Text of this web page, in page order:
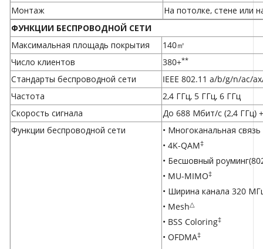
Монтаж
На потолке, стене или
ФУНКЦИИ БЕСПРОВОДНОЙ СЕТИ
Максимальная площадь покрытия
140㎡
Число клиентов
380+**
Стандарты беспроводной сети
IEEE 802.11 a/b/g/n/ac/
Частота
2,4 ГГц, 5 ГГц, 6 ГГц
Скорость сигнала
До 688 Мбит/с (2,4 ГГц)
Функции беспроводной сети
• Многоканальная связь
• 4K-QAM‡
• Бесшовный
• MU-MIMO‡
• Ширина канала 320
• Mesh△
• BSS Coloring‡
• OFDMA‡